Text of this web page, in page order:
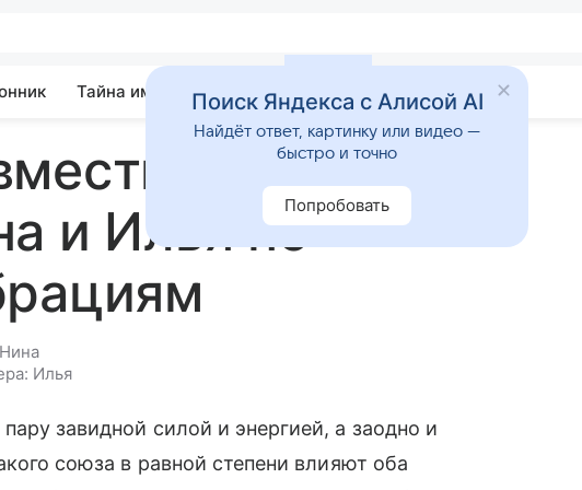
Тайна имени Гадания Приметы
имен
и Илья по
Илья
завидной силой и энергией, а заодно и
союза в равной степени влияют оба
Поиск Яндекса с Алисой AI
Найдёт ответ, картинку или видео —
быстро и точно
Попробовать